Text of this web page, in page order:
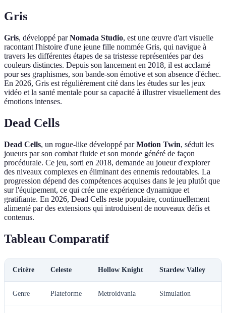
Gris
Gris, développé parNomada Studio, est une œuvre d'art visuelle
racontant l'histoire d'une jeune fille nommée Gris, qui navigue à
travers les différentes étapes de sa tristesse représentées par des
couleurs distinctes. Depuis son lancement en 2018, il est acclamé
pour ses graphismes, son bande-son émotive et son absence d'échec.
En 2026, Gris est régulièrement cité dans les études sur les jeux
vidéo et la santé mentale pour sa capacité à illustrer visuellement des
émotions intenses.
Dead Cells
Dead Cells, un rogue-like développé parMotion Twin, séduit les
joueurs par son combat fluide et son monde généré de façon
procédurale. Ce jeu, sorti en 2018, demande au joueur d'explorer
des niveaux complexes en éliminant des ennemis redoutables. La
progression dépend des compétences acquises dans le jeu plutôt que
sur l'équipement, ce qui crée une expérience dynamique et
gratifiante. En 2026, Dead Cells reste populaire, continuellement
alimenté par des extensions qui introduisent de nouveaux défis et
contenus.
Tableau Comparatif
Critère Celeste Hollow Knight Stardew Valley
Genre Plateforme Metroidvania Simulation